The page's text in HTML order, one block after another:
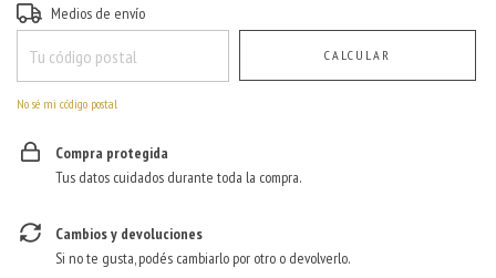
Entregas para el CP:
Medios de envío
CALCULAR
No sé mi código postal
Compra protegida
Tus datos cuidados durante toda la compra.
Cambios y devoluciones
Si no te gusta, podés cambiarlo por otro o devolverlo.